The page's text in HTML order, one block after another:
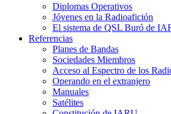
Diplomas Operativos
Jóvenes en la Radioafición
El sistema de QSL Buró de
Referencias
Planes de Bandas
Sociedades Miembros
Acceso al Espectro de los
Operando en el extranjero
Manuales
Satélites